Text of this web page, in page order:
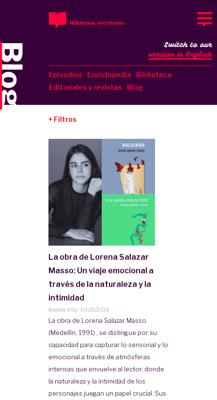
Episodios Enciclopedia
Biblioteca
Editoriales y revistas
Blog
Switch to our
version in English
Filtros
La obra de Lorena Salazar
Masso: Un viaje emocional a
través de la naturaleza y la
intimidad
Brenda Ortiz · 03/29/2025
La obra de Lorena Salazar Masso
(Medellín, 1991) , se distingue por su
capacidad para capturar lo sensorial y lo
emocional a través de atmósferas
intensas que envuelve al lector, donde
la naturaleza y la intimidad de los
personajes juegan un papel crucial. Sus